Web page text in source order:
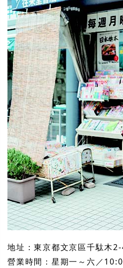
地址：東京都文京區千駄木
營業時間：星期一～六／